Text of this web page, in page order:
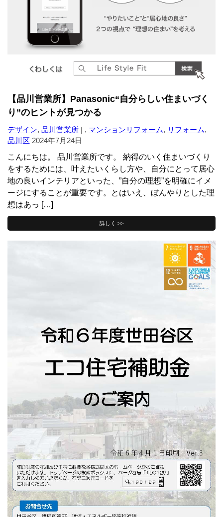
【品川営業所】Panasonic“自分らしい住まいづく
り”のヒントが見つかる
デザイン, 品川営業所 | , マンションリフォーム, リフォーム,
品川区 2024年7月24日
こんにちは。 品川営業所です。 納得のいく住まいづくり
をするためには、叶えたいくらし方や、自分にとって居心
地の良いインテリアといった、”自分の理想”を明確にイメ
ージにすることが重要です。とはいえ、ぼんやりとした理
想はあっ […]
詳しく >>